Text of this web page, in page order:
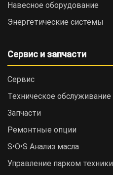
Навесное оборудование
Энергетические системы
Сервис и запчасти
Сервис
Техническое обслуживание
Запчасти
Ремонтные опции
S•O•S Анализ масла
Управление парком техники